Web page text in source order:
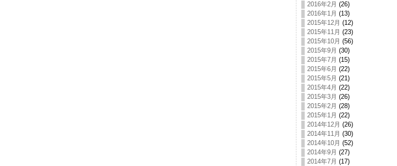
2016年2月 (26)
2016年1月 (13)
2015年12月 (12)
2015年11月 (23)
2015年10月 (56)
2015年9月 (30)
2015年7月 (15)
2015年6月 (22)
2015年5月 (21)
2015年4月 (22)
2015年3月 (26)
2015年2月 (28)
2015年1月 (22)
2014年12月 (26)
2014年11月 (30)
2014年10月 (52)
2014年9月 (27)
2014年7月 (17)